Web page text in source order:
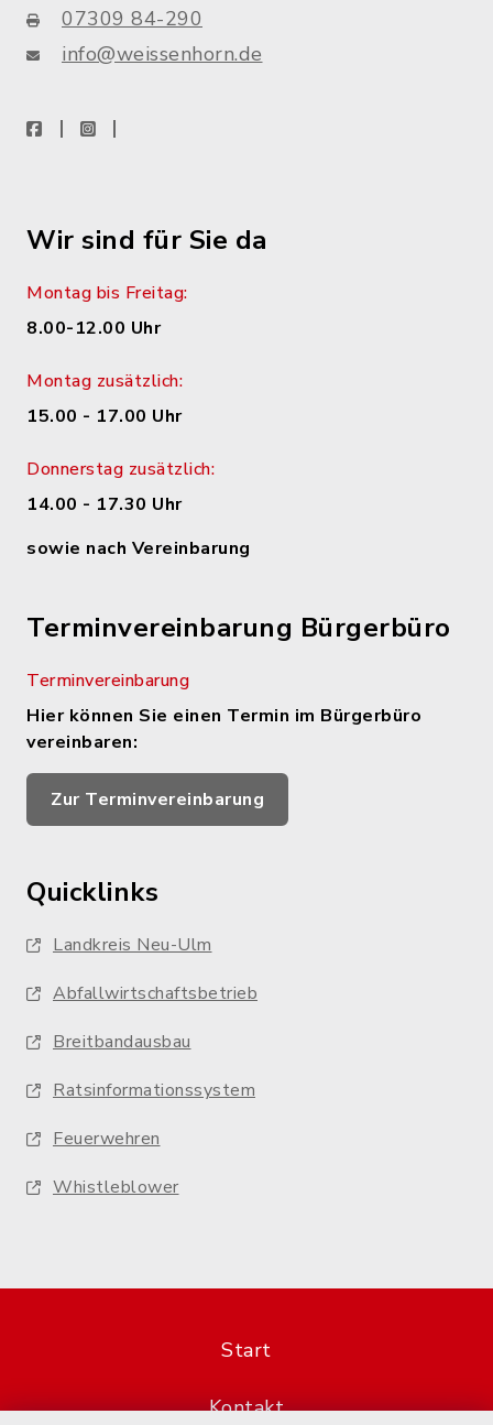
07309 84-290
info@weissenhorn.de
facebookinstagram
Wir sind für Sie da
Montag bis Freitag:
8.00-12.00 Uhr
Montag zusätzlich:
15.00 - 17.00 Uhr
Donnerstag zusätzlich:
14.00 - 17.30 Uhr
sowie nach Vereinbarung
Terminvereinbarung Bürgerbüro
Terminvereinbarung
Hier können Sie einen Termin im Bürgerbüro
vereinbaren:
Zur Terminvereinbarung
Quicklinks
Landkreis Neu-Ulm
Abfallwirtschaftsbetrieb
Breitbandausbau
Ratsinformationssystem
Feuerwehren
Whistleblower
Start
Kontakt